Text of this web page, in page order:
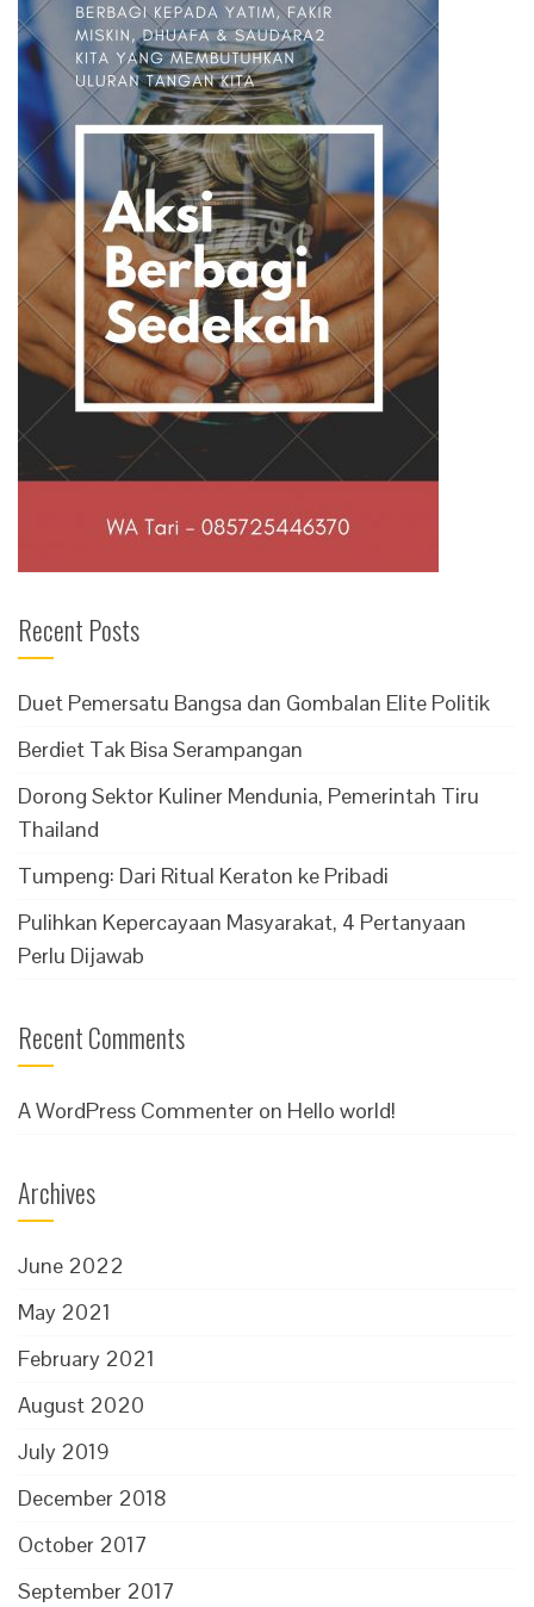
Recent Posts
Duet Pemersatu Bangsa dan Gombalan Elite Politik
Berdiet Tak Bisa Serampangan
Dorong Sektor Kuliner Mendunia, Pemerintah Tiru
Thailand
Tumpeng: Dari Ritual Keraton ke Pribadi
Pulihkan Kepercayaan Masyarakat, 4 Pertanyaan
Perlu Dijawab
Recent Comments
A WordPress Commenter on Hello world!
Archives
June 2022
May 2021
February 2021
August 2020
July 2019
December 2018
October 2017
September 2017